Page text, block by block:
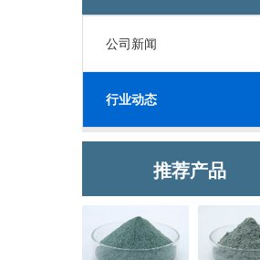
公司新闻
行业动态
推荐产品